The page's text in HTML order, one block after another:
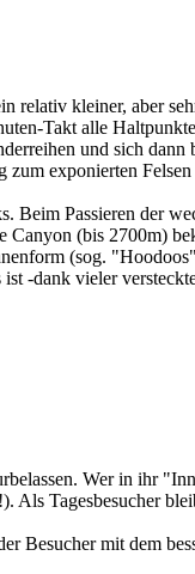
relativ kleiner, aber
Takt alle
und sich dann
zum exponierten
Passieren der
(bis 2700m)
(sog.
-dank vieler
Wer in ihr
Als Tagesbesucher
Besucher mit dem